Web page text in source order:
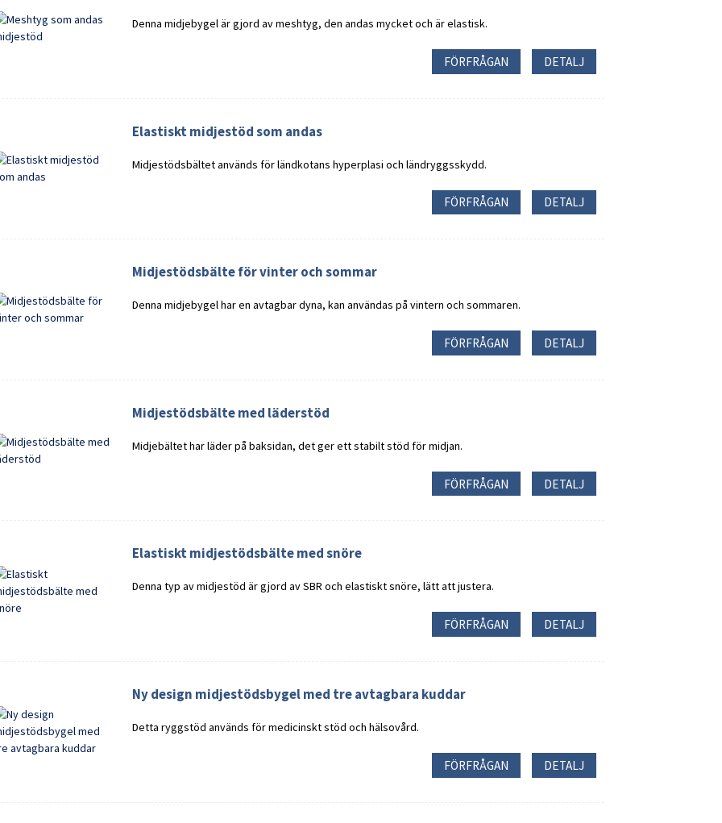
Denna midjebygel är gjord av meshtyg, den andas mycket och är elastisk.
FÖRFRÅGAN DETALJ
Elastiskt midjestöd som andas
Midjestödsbältet används för ländkotans hyperplasi och ländryggsskydd.
FÖRFRÅGAN DETALJ
Midjestödsbälte för vinter och sommar
Denna midjebygel har en avtagbar dyna, kan användas på vintern och sommaren.
FÖRFRÅGAN DETALJ
Midjestödsbälte med läderstöd
Midjebältet har läder på baksidan, det ger ett stabilt stöd för midjan.
FÖRFRÅGAN DETALJ
Elastiskt midjestödsbälte med snöre
Denna typ av midjestöd är gjord av SBR och elastiskt snöre, lätt att justera.
FÖRFRÅGAN DETALJ
Ny design midjestödsbygel med tre avtagbara kuddar
Detta ryggstöd används för medicinskt stöd och hälsovård.
FÖRFRÅGAN DETALJ